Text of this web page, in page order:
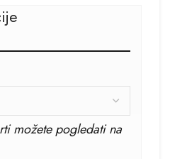
možete pogledati na